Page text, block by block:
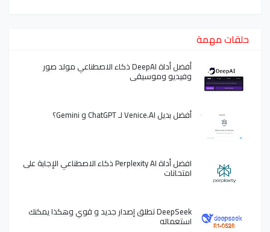
حلقات مهمة
أفضل أداة DeepAI ذكاء الاصطناعي مولد صور
وفيديو وموسيقى
أفضل بديل Venice.AI لـ ChatGPT و Gemini؟
افضل أداة Perplexity AI ذكاء الاصطناعي الإجابة على
امتحانات
DeepSeek تطلق إصدار جديد و قوي وهكذا يمكنك
استعماله